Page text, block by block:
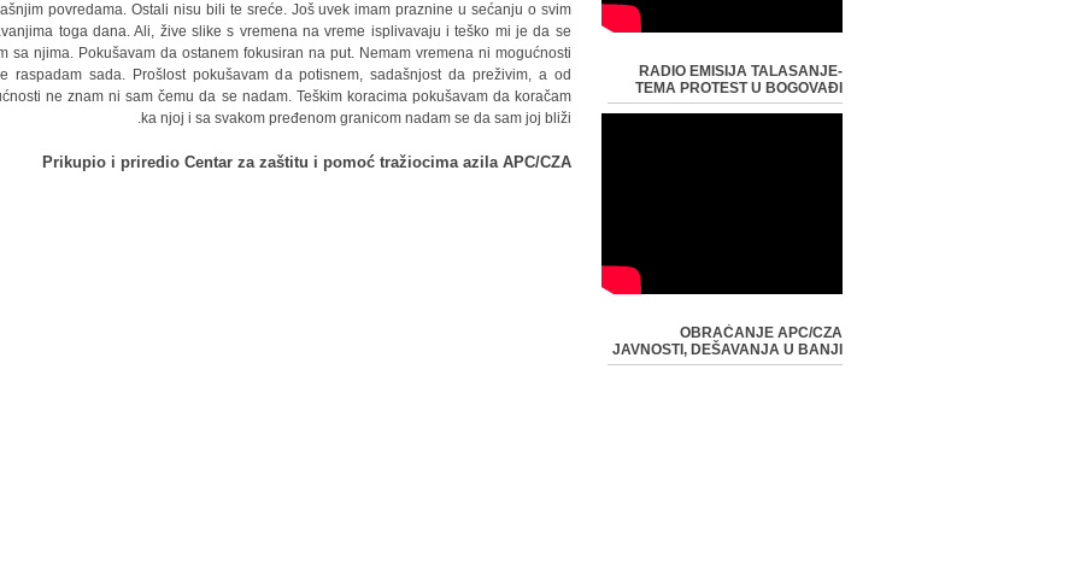
povredama. Ostali nisu bili te sreće. Još uvek imam praznine u sećanju o svim
toga dana. Ali, žive slike s vremena na vreme isplivavaju i teško mi je da se
sa njima. Pokušavam da ostanem fokusiran na put. Nemam vremena ni mogućnosti
raspadam sada. Prošlost pokušavam da potisnem, sadašnjost da preživim, a od
ne znam ni sam čemu da se nadam. Teškim koracima pokušavam da koračam
ka njoj i sa svakom pređenom granicom nadam se da sam joj bliži.
Prikupio i priredio Centar za zaštitu i pomoć tražiocima azila APC/CZA
RADIO EMISIJA TALASANJE-
TEMA PROTEST U BOGOVAĐI
OBRAĆANJE APC/CZA
JAVNOSTI, DEŠAVANJA U BANJI